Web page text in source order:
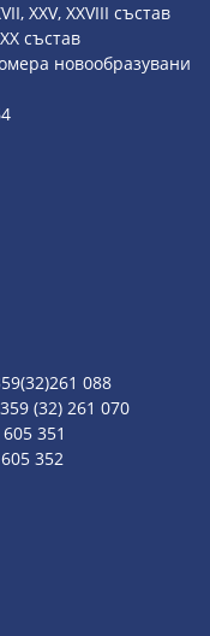
XXV, XXVIII състав
състав
новообразувани
088
(32) 261 070
351
352